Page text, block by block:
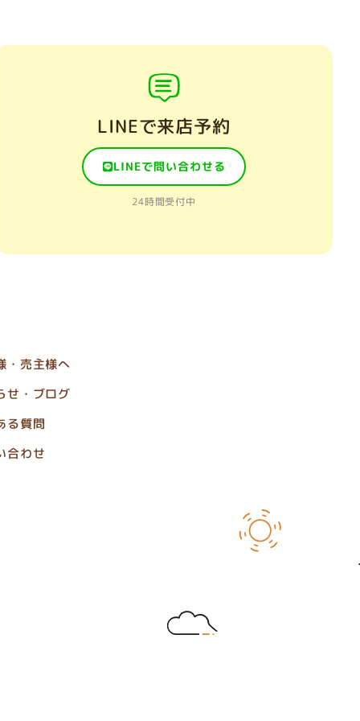
LINEで来店予約
LINEで問い合わせる
24時間受付中
・売主様へ
せ・ブログ
る質問
合わせ